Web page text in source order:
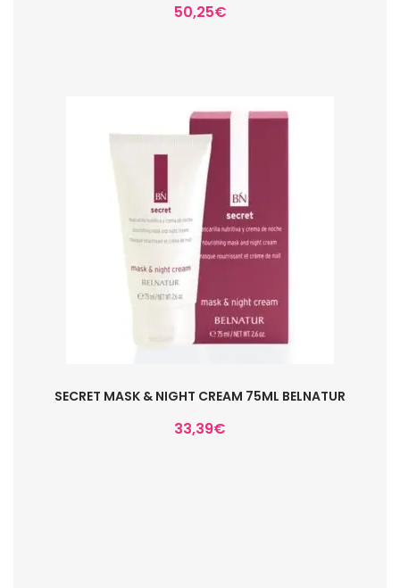
50,25€
SECRET MASK & NIGHT CREAM 75ML BELNATUR
33,39€